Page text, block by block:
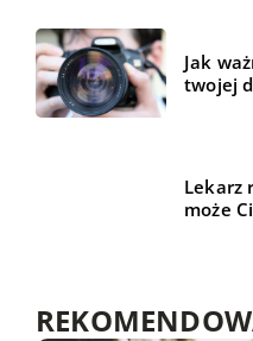
Jak
twojej
Lekarz
może